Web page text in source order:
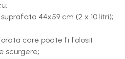
44x59 cm (2 x 10 litri);
care poate fi folosit
scurgere;